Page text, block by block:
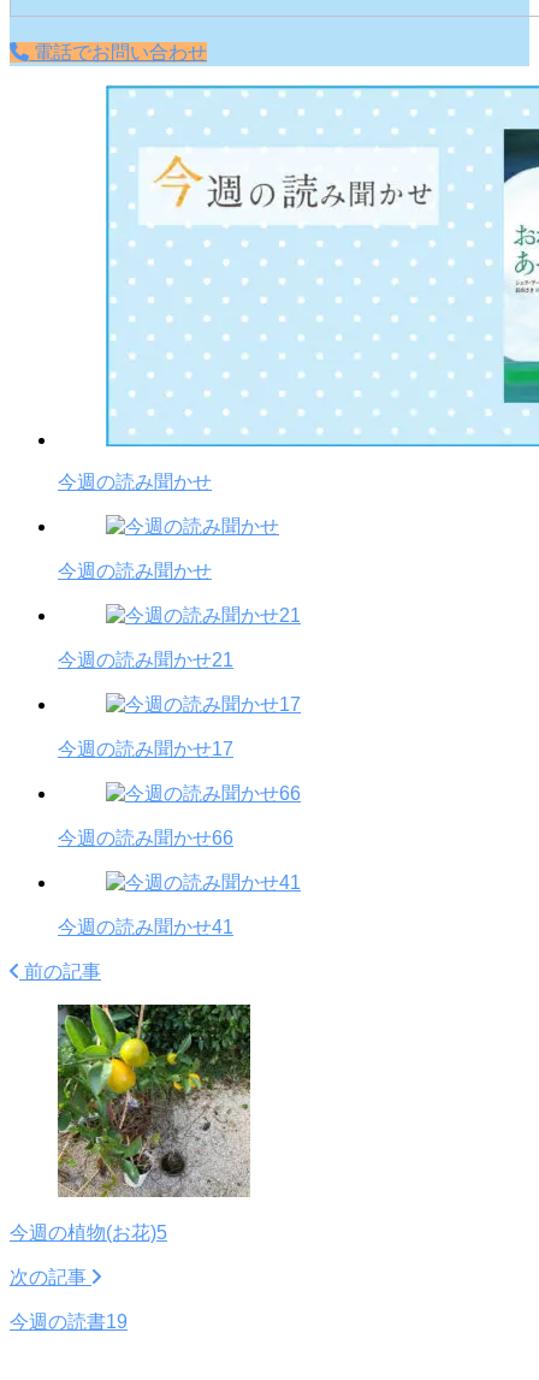
電話でお問い合わせ
今週の読み聞かせ
今週の読み聞かせ
今週の読み聞かせ21
今週の読み聞かせ17
今週の読み聞かせ66
今週の読み聞かせ41
前の記事
今週の植物(お花)5
次の記事
今週の読書19